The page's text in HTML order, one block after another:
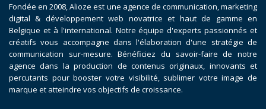
Fondée en 2008, Alioze est une agence de communication, marketing
digital & développement web novatrice et haut de gamme en
Belgique et à l'international. Notre équipe d'experts passionnés et
créatifs vous accompagne dans l'élaboration d'une stratégie de
communication sur-mesure. Bénéficiez du savoir-faire de notre
agence dans la production de contenus originaux, innovants et
percutants pour booster votre visibilité, sublimer votre image de
marque et atteindre vos objectifs de croissance.